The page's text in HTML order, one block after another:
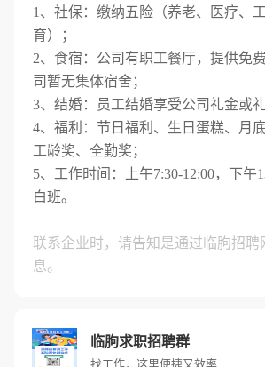
1、社保：缴纳五险（养老、医疗、
育）；
2、食宿：公司有职工餐厅，提供免
司暂无集体宿舍；
3、结婚：员工结婚享受公司礼金或礼
4、福利：节日福利、生日蛋糕、月
工龄奖、全勤奖；
5、工作时间：上午7:30-12:00，下午
白班。
联系企业时，请告知是通过临朐招聘
息。
临朐求职招聘群
找工作，这里便捷又效率